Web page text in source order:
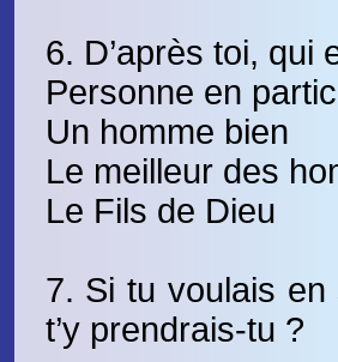
6. D’après toi, qui
Personne en
Un homme bien
Le meilleur des
Le Fils de Dieu
7. Si tu voulais
t’y prendrais-tu ?